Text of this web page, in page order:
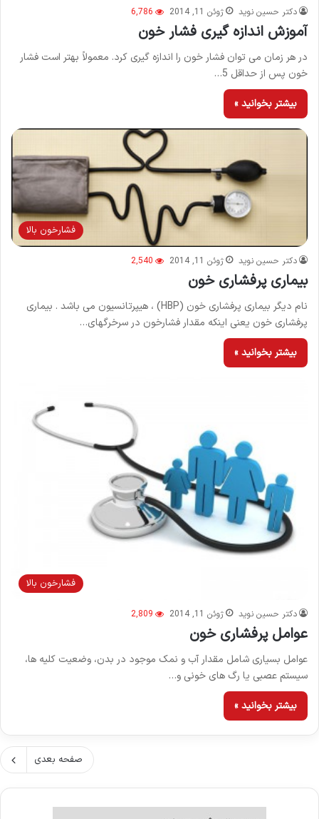
دکتر حسین نوید ژوئن 11, 2014 6,786
آموزش اندازه گیری فشار خون
در هر زمان می توان فشار خون را اندازه گیری کرد. معمولاً بهتر است فشار
خون پس از حداقل 5…
بیشتر بخوانید »
فشارخون بالا
دکتر حسین نوید ژوئن 11, 2014 2,540
بیماری پرفشاری خون
نام دیگر بیماری پرفشاری خون (HBP) ، هیپرتانسیون می باشد . بیماری
پرفشاری خون یعنی اینکه مقدار فشارخون در سرخرگهای…
بیشتر بخوانید »
فشارخون بالا
دکتر حسین نوید ژوئن 11, 2014 2,809
عوامل پرفشاری خون
عوامل بسیاری شامل مقدار آب و نمک موجود در بدن، وضعیت کلیه ها،
سیستم عصبی یا رگ های خونی و…
بیشتر بخوانید »
صفحه بعدی